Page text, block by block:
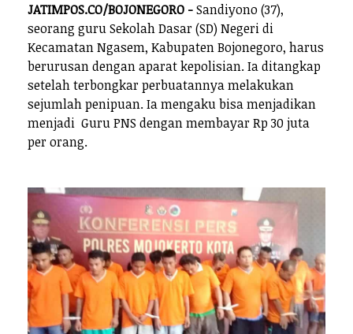
JATIMPOS.CO/BOJONEGORO -Sandiyono (37),
seorang guru Sekolah Dasar (SD) Negeri di
Kecamatan Ngasem, Kabupaten Bojonegoro, harus
berurusan dengan aparat kepolisian. Ia ditangkap
setelah terbongkar perbuatannya melakukan
sejumlah penipuan. Ia mengaku bisa menjadikan
menjadi Guru PNS dengan membayar Rp 30 juta
per orang.